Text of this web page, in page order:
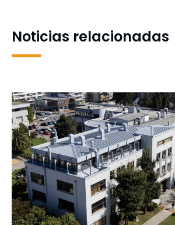
Noticias relacionadas